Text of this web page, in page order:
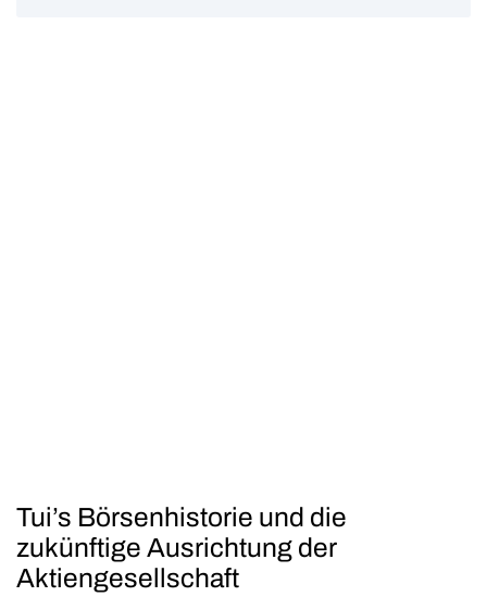
Tui’s Börsenhistorie und die
zukünftige Ausrichtung der
Aktiengesellschaft